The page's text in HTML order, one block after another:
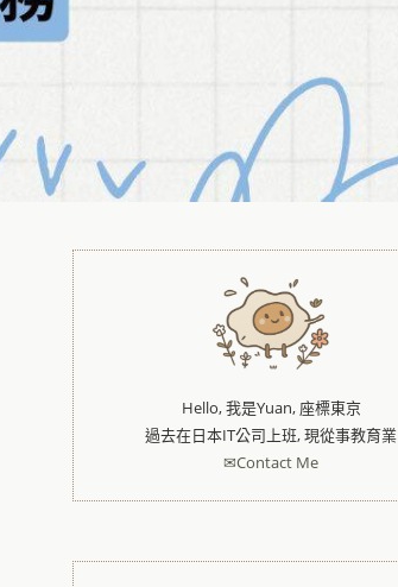
Hello, 我是Yuan, 座標東京
過去在日本IT公司上班, 現從事教育業
✉Contact Me